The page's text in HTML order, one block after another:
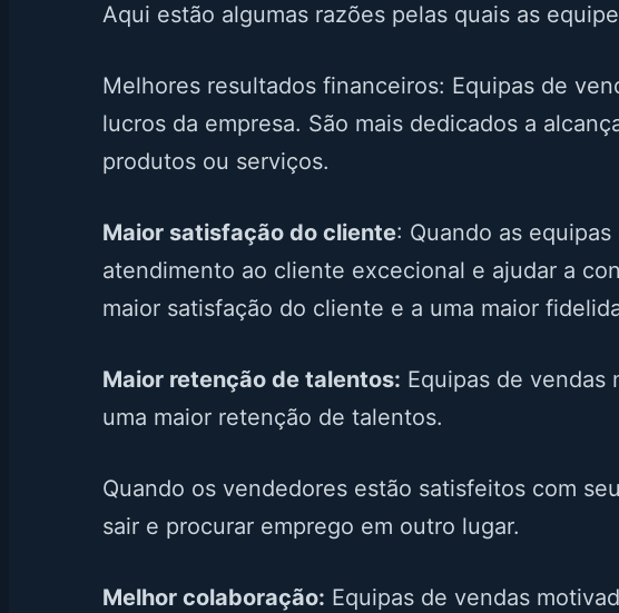
Aqui estão algumas razões pelas quais as
Melhores resultados financeiros: Equipas de
lucros da empresa. São mais dedicados a
produtos ou serviços.
Maior satisfação do cliente: Quando as
atendimento ao cliente excecional e ajudar a
maior satisfação do cliente e a uma maior
Maior retenção de talentos: Equipas de vendas
uma maior retenção de talentos.
Quando os vendedores estão satisfeitos com
sair e procurar emprego em outro lugar.
Melhor colaboração: Equipas de vendas